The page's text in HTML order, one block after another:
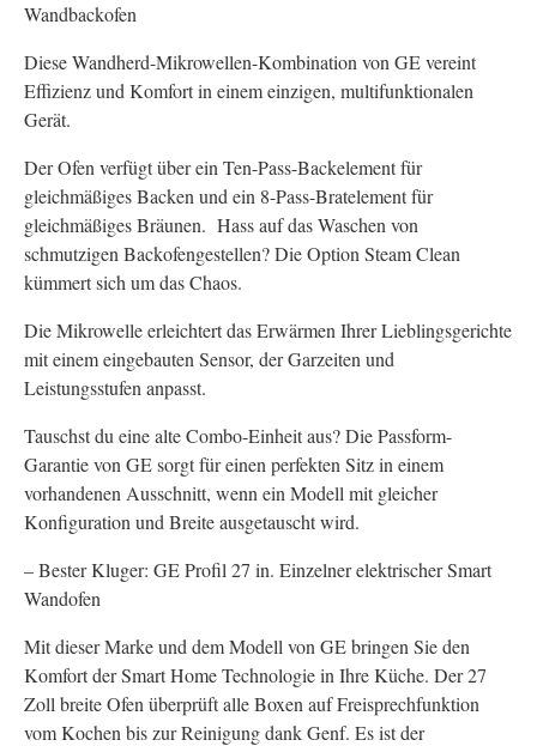
Wandbackofen
Diese Wandherd-Mikrowellen-Kombination von GE vereint
Effizienz und Komfort in einem einzigen, multifunktionalen
Gerät.
Der Ofen verfügt über ein Ten-Pass-Backelement für
gleichmäßiges Backen und ein 8-Pass-Bratelement für
gleichmäßiges Bräunen. Hass auf das Waschen von
schmutzigen Backofengestellen? Die Option Steam Clean
kümmert sich um das Chaos.
Die Mikrowelle erleichtert das Erwärmen Ihrer Lieblingsgerichte
mit einem eingebauten Sensor, der Garzeiten und
Leistungsstufen anpasst.
Tauschst du eine alte Combo-Einheit aus? Die Passform-
Garantie von GE sorgt für einen perfekten Sitz in einem
vorhandenen Ausschnitt, wenn ein Modell mit gleicher
Konfiguration und Breite ausgetauscht wird.
– Bester Kluger: GE Profil 27 in. Einzelner elektrischer Smart
Wandofen
Mit dieser Marke und dem Modell von GE bringen Sie den
Komfort der Smart Home Technologie in Ihre Küche. Der 27
Zoll breite Ofen überprüft alle Boxen auf Freisprechfunktion
vom Kochen bis zur Reinigung dank Genf. Es ist der